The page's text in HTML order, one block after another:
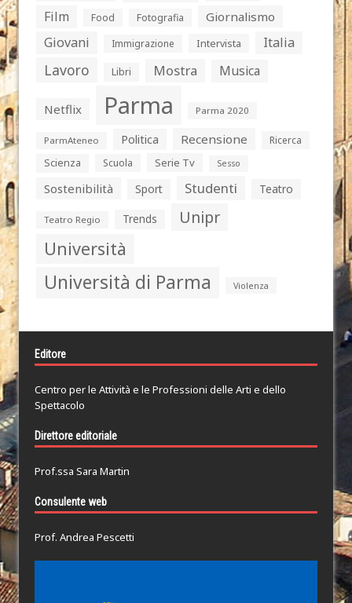
Film Food Fotografia Giornalismo
Giovani Immigrazione Intervista Italia
Lavoro Libri Mostra Musica
Netflix Parma Parma 2020
ParmAteneo Politica Recensione
Ricerca
Scienza
Scuola Serie Tv Sesso
Sostenibilità Sport Studenti Teatro
Teatro Regio Trends Unipr
Università
Università di Parma Violenza
Editore
Centro per le Attività e le Professioni delle Arti e dello
Spettacolo
Direttore editoriale
Prof.ssa Sara Martin
Consulente web
Prof. Andrea Pescetti